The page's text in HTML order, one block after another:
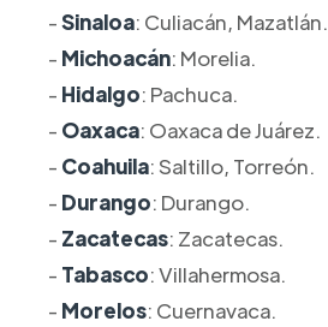
-Sinaloa: Culiacán, Mazatlán.
- Michoacán: Morelia.
- Hidalgo: Pachuca.
- Oaxaca: Oaxaca de Juárez.
- Coahuila: Saltillo, Torreón.
- Durango: Durango.
- Zacatecas: Zacatecas.
- Tabasco: Villahermosa.
- Morelos: Cuernavaca.